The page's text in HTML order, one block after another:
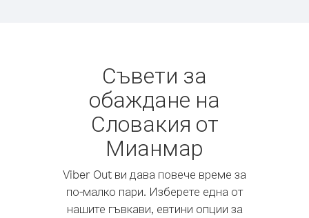
Съвети за
обаждане на
Словакия от
Мианмар
Viber Out ви дава повече време за
по-малко пари. Изберете една от
нашите гъвкави, евтини опции за